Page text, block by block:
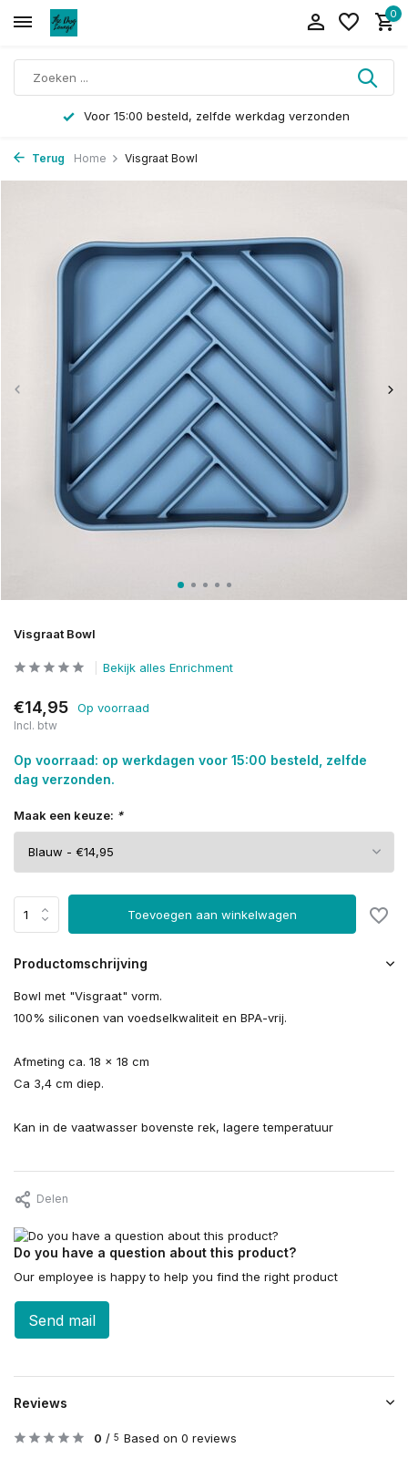
0
Voor 15:00 besteld, zelfde werkdag verzonden
Terug Home Visgraat Bowl
Visgraat Bowl
Bekijk alles Enrichment
€14,95 Op voorraad
Incl. btw
Op voorraad: op werkdagen voor 15:00 besteld, zelfde
dag verzonden.
Maak een keuze: *
Toevoegen aan winkelwagen
Productomschrijving
Bowl met "Visgraat" vorm.
100% siliconen van voedselkwaliteit en BPA-vrij.
Afmeting ca. 18 x 18 cm
Ca 3,4 cm diep.
Kan in de vaatwasser bovenste rek, lagere temperatuur
Delen
Do you have a question about this product?
Our employee is happy to help you find the right product
Send mail
Reviews
0 / 5 Based on 0 reviews